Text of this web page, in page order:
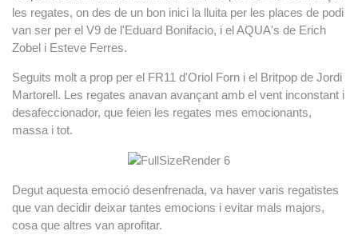
les regates, on des de un bon inici la lluita per les places de podi
van ser per el V9 de l'Eduard Bonifacio, i el AQUA's de Erich
Zobel i Esteve Ferres.
Seguits molt a prop per el FR11 d'Oriol Forn i el Britpop de Jordi
Martorell. Les regates anavan avançant amb el vent inconstant i
desafeccionador, que feien les regates mes emocionants,
massa i tot.
Degut aquesta emoció desenfrenada, va haver varis regatistes
que van decidir deixar tantes emocions i evitar mals majors,
cosa que altres van aprofitar.